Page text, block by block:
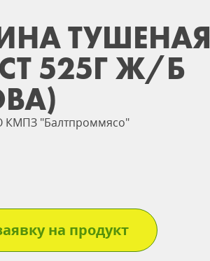
ТУШЕНАЯ
525Г Ж/Б
КМПЗ "Балтпроммясо"
на продукт